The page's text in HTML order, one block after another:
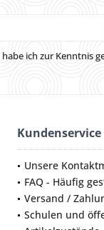
habe ich zur Kenntnis
Kundenservice
Unsere
FAQ - Häufig
Versand /
Schulen und